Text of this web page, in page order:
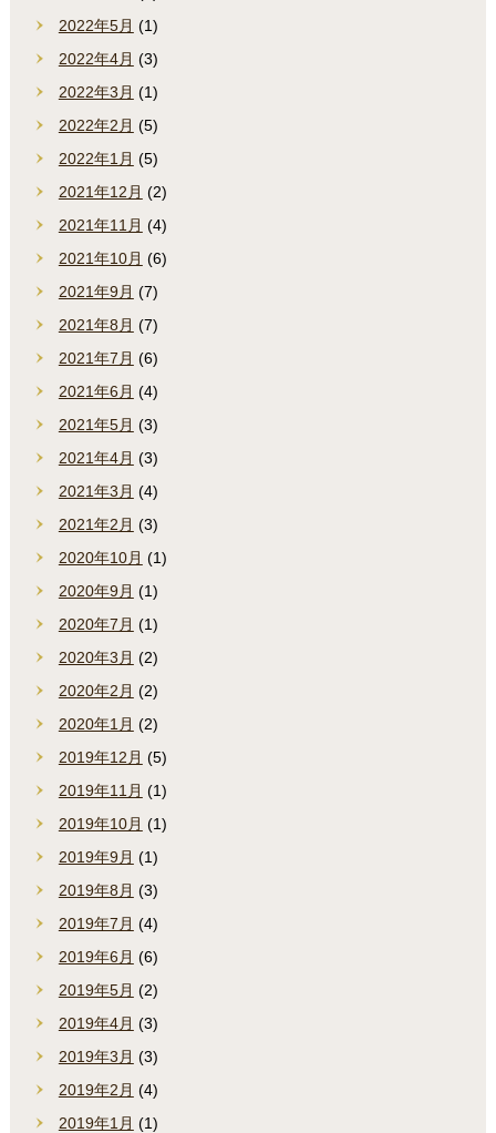
2022年5月 (1)
2022年4月 (3)
2022年3月 (1)
2022年2月 (5)
2022年1月 (5)
2021年12月 (2)
2021年11月 (4)
2021年10月 (6)
2021年9月 (7)
2021年8月 (7)
2021年7月 (6)
2021年6月 (4)
2021年5月 (3)
2021年4月 (3)
2021年3月 (4)
2021年2月 (3)
2020年10月 (1)
2020年9月 (1)
2020年7月 (1)
2020年3月 (2)
2020年2月 (2)
2020年1月 (2)
2019年12月 (5)
2019年11月 (1)
2019年10月 (1)
2019年9月 (1)
2019年8月 (3)
2019年7月 (4)
2019年6月 (6)
2019年5月 (2)
2019年4月 (3)
2019年3月 (3)
2019年2月 (4)
2019年1月 (1)